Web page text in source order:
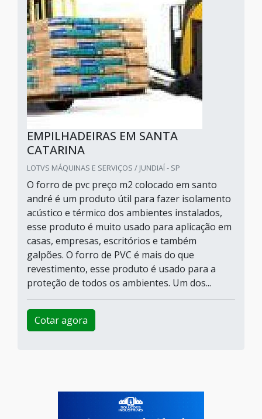
EMPILHADEIRAS EM SANTA
CATARINA
LOTVS MÁQUINAS E SERVIÇOS / JUNDIAÍ - SP
O forro de pvc preço m2 colocado em santo
andré é um produto útil para fazer isolamento
acústico e térmico dos ambientes instalados,
esse produto é muito usado para aplicação em
casas, empresas, escritórios e também
galpões. O forro de PVC é mais do que
revestimento, esse produto é usado para a
proteção de todos os ambientes. Um dos...
Cotar agora